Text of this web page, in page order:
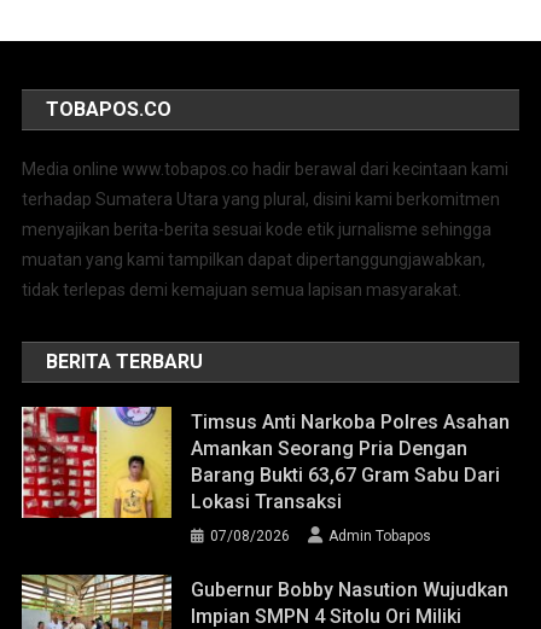
TOBAPOS.CO
Media online www.tobapos.co hadir berawal dari kecintaan kami
terhadap Sumatera Utara yang plural, disini kami berkomitmen
menyajikan berita-berita sesuai kode etik jurnalisme sehingga
muatan yang kami tampilkan dapat dipertanggungjawabkan,
tidak terlepas demi kemajuan semua lapisan masyarakat.
BERITA TERBARU
Timsus Anti Narkoba Polres Asahan
Amankan Seorang Pria Dengan
Barang Bukti 63,67 Gram Sabu Dari
Lokasi Transaksi
07/08/2026 Admin Tobapos
Gubernur Bobby Nasution Wujudkan
Impian SMPN 4 Sitolu Ori Miliki